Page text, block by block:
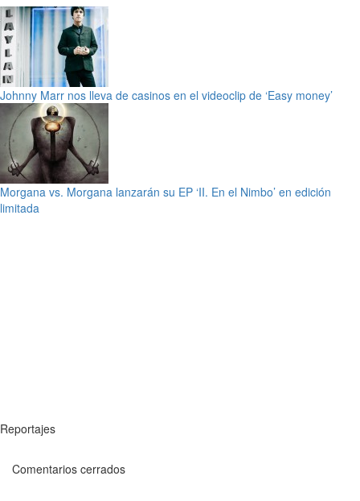
Johnny Marr nos lleva de casinos en el videoclip de ‘Easy money’
Morgana vs. Morgana lanzarán su EP ‘II. En el Nimbo’ en edición
limitada
Reportajes
Comentarios cerrados